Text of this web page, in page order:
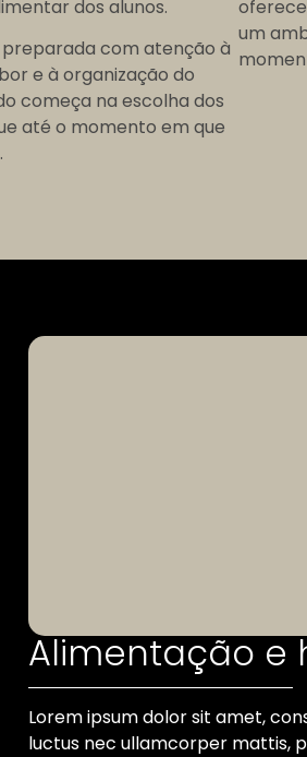
dos alunos.
com atenção à
e à organização do
começa na escolha dos
até o momento em que
um
Alimentação e
Lorem ipsum dolor sit amet,
luctus nec ullamcorper mattis,